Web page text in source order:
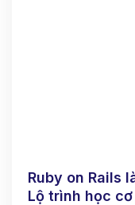
Ruby on Rails
Lộ trình học cơ